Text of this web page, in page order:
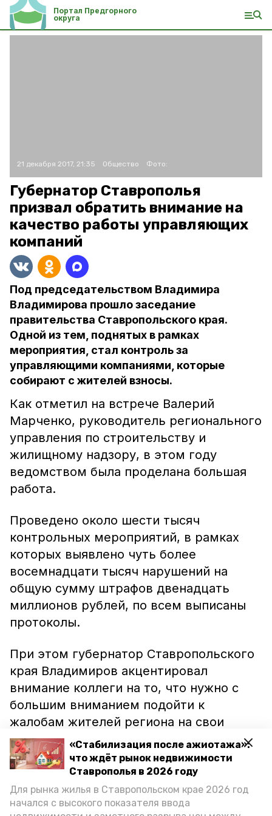
«Стабилизация после ажиотажа»:
что ждёт рынок недвижимости
Ставрополья в 2026 году
Для рынка жилья в Ставропольском крае 2026 год
начался с высокого показателя ввода
Портал Предгорного
округа
21 декабря 2017, 21:35 Общество Фото:
Губернатор Ставрополья
призвал обратить внимание на
качество работы управляющих
компаний
Под председательством Владимира
Владимирова прошло заседание
правительства Ставропольского края.
Одной из тем, поднятых в рамках
мероприятия, стал контроль за
управляющими компаниями, которые
собирают с жителей взносы.
Как отметил на встрече Валерий
Марченко, руководитель регионального
управления по строительству и
жилищному надзору, в этом году
ведомством была проделана большая
работа.
Проведено около шести тысяч
контрольных мероприятий, в рамках
которых выявлено чуть более
восемнадцати тысяч нарушений на
общую сумму штрафов двенадцать
миллионов рублей, по всем выписаны
протоколы.
При этом губернатор Ставропольского
края Владимиров акцентировал
внимание коллеги на то, что нужно с
большим вниманием подойти к
жалобам жителей региона на свои
управляющие компании.
По словам руководителя региона,
сегодня слишком много людей
недовольны компаниями, которые